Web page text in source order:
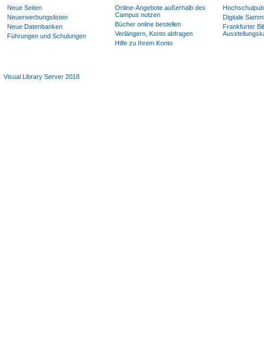
Neue Seiten
Neuerwerbungslisten
Neue Datenbanken
Führungen und Schulungen
Online-Angebote außerhalb des
Campus nutzen
Bücher online bestellen
Verlängern, Konto abfragen
Hilfe zu Ihrem Konto
Digitale
Frankfurter
Visual Library Server 2018